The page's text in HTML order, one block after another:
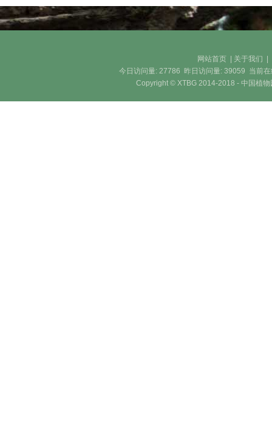
网站首页 关于我们
今日访问量: 27786 昨日访问量: 39059 当前
Copyright © XTBG 2014-2018 - 中国